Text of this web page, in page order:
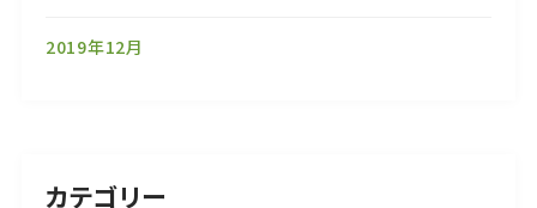
2019年12月
カテゴリー